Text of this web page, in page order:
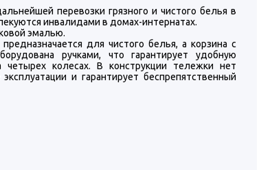
перевозки грязного и чистого белья в
инвалидами в домах-интернатах.
эмалью.
для чистого белья, а корзина с
ручками, что гарантирует удобную
четырех колесах. В конструкции тележки нет
и гарантирует беспрепятственный